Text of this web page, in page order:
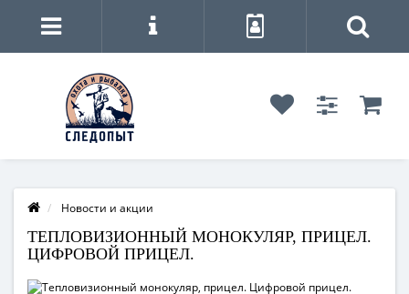
Новости и акции
ТЕПЛОВИЗИОННЫЙ МОНОКУЛЯР, ПРИЦЕЛ.
ЦИФРОВОЙ ПРИЦЕЛ.